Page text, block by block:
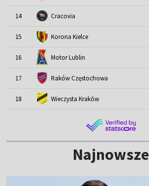
14 Cracovia
15 Korona Kielce
16 Motor Lublin
17 Raków Częstochowa
18 Wieczysta Kraków
Najnowsze